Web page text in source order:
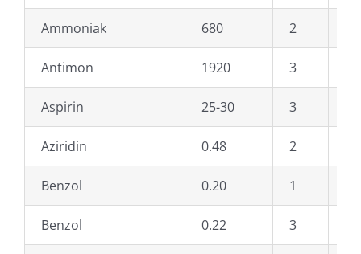
Ammoniak 680 2
Antimon 1920 3
Aspirin 25-30 3
Aziridin 0.48 2
Benzol 0.20 1
Benzol 0.22 3